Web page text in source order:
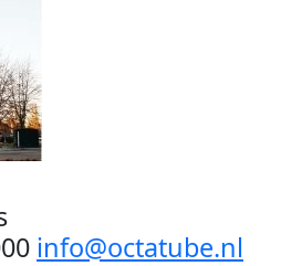
info@octatube.nl